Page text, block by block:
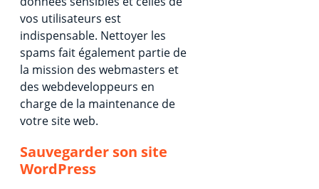
vos utilisateurs est
indispensable. Nettoyer les
spams fait également partie de
la mission des webmasters et
des webdeveloppeurs en
charge de la maintenance de
votre site web.
Sauvegarder son site
WordPress